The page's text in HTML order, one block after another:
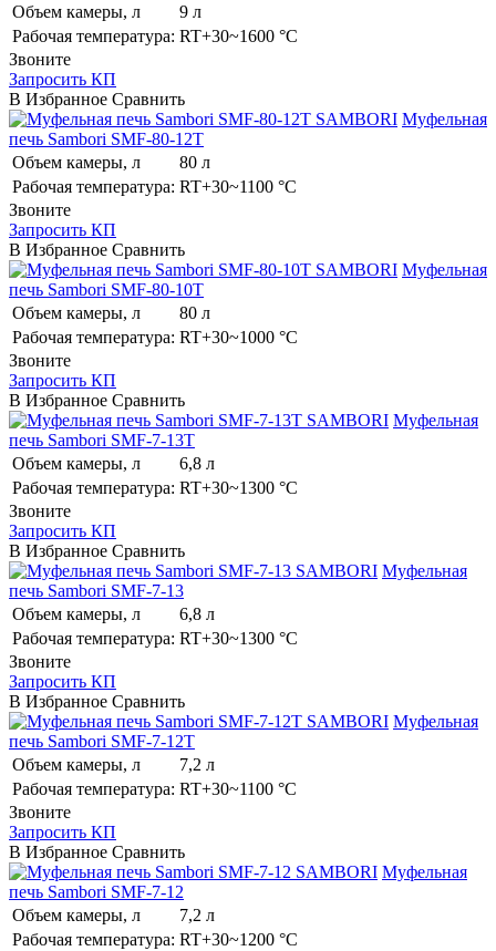
Объем камеры, л
9 л
Рабочая температура: RT+30~1600 °C
Звоните
Запросить КП
В Избранное Сравнить
SAMBORI Муфельная
печь Sambori SMF-80-12T
Объем камеры, л
80 л
Рабочая температура: RT+30~1100 °C
Звоните
Запросить КП
В Избранное Сравнить
SAMBORI Муфельная
печь Sambori SMF-80-10T
Объем камеры, л
80 л
Рабочая температура: RT+30~1000 °C
Звоните
Запросить КП
В Избранное Сравнить
SAMBORI Муфельная
печь Sambori SMF-7-13T
Объем камеры, л
6,8 л
Рабочая температура: RT+30~1300 °C
Звоните
Запросить КП
В Избранное Сравнить
SAMBORI Муфельная
печь Sambori SMF-7-13
Объем камеры, л
6,8 л
Рабочая температура: RT+30~1300 °C
Звоните
Запросить КП
В Избранное Сравнить
SAMBORI Муфельная
печь Sambori SMF-7-12T
Объем камеры, л
7,2 л
Рабочая температура: RT+30~1100 °C
Звоните
Запросить КП
В Избранное Сравнить
SAMBORI Муфельная
печь Sambori SMF-7-12
Объем камеры, л
7,2 л
Рабочая температура: RT+30~1200 °C